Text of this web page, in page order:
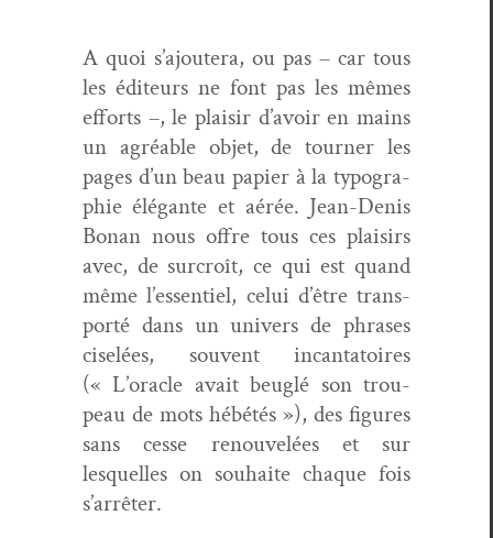
A quoi s’ajoutera, ou pas – car tous
les édi­teurs ne font pas les mêmes
efforts –, le plaisir d’avoir en mains
un agréable objet, de tourn­er les
pages d’un beau papi­er à la typogra­
phie élé­gante et aérée. Jean-Denis
Bonan nous offre tous ces plaisirs
avec, de sur­croît, ce qui est quand
même l’essentiel, celui d’être trans­
porté dans un univers de phras­es
ciselées, sou­vent incan­ta­toires
(« L’oracle avait beuglé son trou­
peau de mots hébétés »), des fig­ures
sans cesse renou­velées et sur
lesquelles on souhaite chaque fois
s’arrêter.